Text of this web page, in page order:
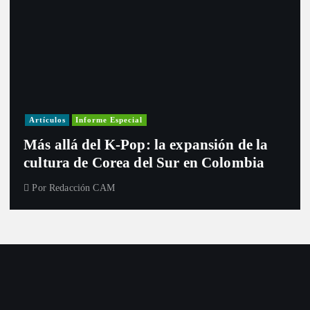
Artículos Informe Especial
Más allá del K-Pop: la expansión de la
cultura de Corea del Sur en Colombia
Por Redacción CAM